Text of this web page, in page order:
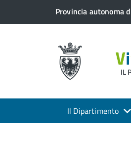
Provincia autonoma
IL
Il Dipartimento